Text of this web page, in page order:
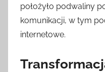
położyło podwaliny
komunikacji, w tym
internetowe.